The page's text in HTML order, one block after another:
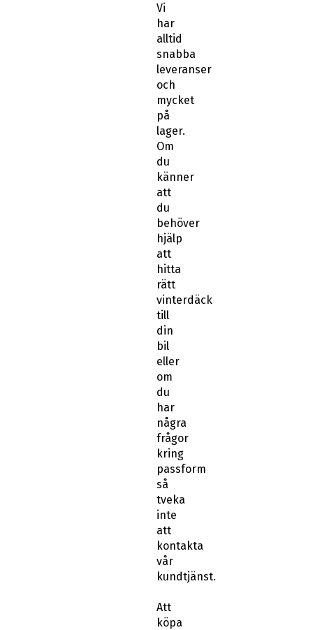
Vi
har
alltid
snabba
leveranser
och
mycket
på
lager.
Om
du
känner
att
du
behöver
hjälp
att
hitta
rätt
vinterdäck
till
din
bil
eller
om
du
har
några
frågor
kring
passform
så
tveka
inte
att
kontakta
vår
kundtjänst.
Att
köpa